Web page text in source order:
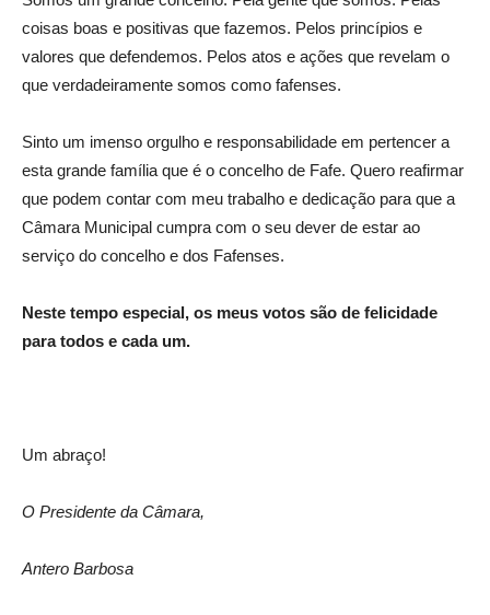
coisas boas e positivas que fazemos. Pelos princípios e
valores que defendemos. Pelos atos e ações que revelam o
que verdadeiramente somos como fafenses.
Sinto um imenso orgulho e responsabilidade em pertencer a
esta grande família que é o concelho de Fafe. Quero reafirmar
que podem contar com meu trabalho e dedicação para que a
Câmara Municipal cumpra com o seu dever de estar ao
serviço do concelho e dos Fafenses.
Neste tempo especial, os meus votos são de felicidade
para todos e cada um.
Um abraço!
O Presidente da Câmara,
Antero Barbosa